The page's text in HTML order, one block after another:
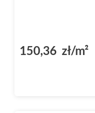
150,36 zł/m²